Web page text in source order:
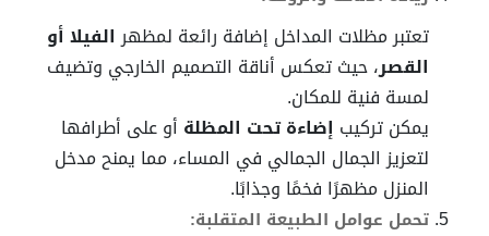
تعتبر مظلات المداخل إضافة رائعة لمظهرالفيلا أو
القصر، حيث تعكس أناقة التصميم الخارجي وتضيف
لمسة فنية للمكان.
يمكن تركيب إضاءة تحت المظلة أو على أطرافها
لتعزيز الجمال الجمالي في المساء، مما يمنح مدخل
المنزل مظهرًا فخمًا وجذابًا.
تحمل عوامل الطبيعة المتقلبة: